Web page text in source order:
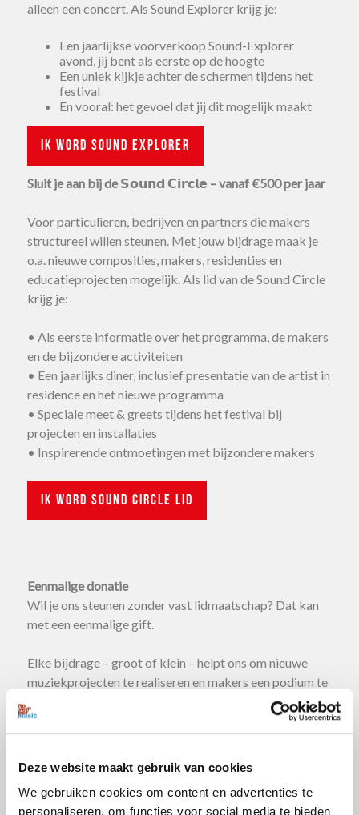
Deze website maakt gebruik van cookies
We gebruiken cookies om content en advertenties te
personaliseren, om functies voor social media te bieden
alleen een concert. Als Sound Explorer krijg je:
Een jaarlijkse voorverkoop Sound-Explorer
avond, jij bent als eerste op de hoogte
Een uniek kijkje achter de schermen tijdens het
festival
En vooral: het gevoel dat jij dit mogelijk maakt
Ik word Sound Explorer
Sluit je aan bij de 𝗦𝗼𝘂𝗻𝗱 𝗖𝗶𝗿𝗰𝗹𝗲 – vanaf €500 per jaar
Voor particulieren, bedrijven en partners die makers
structureel willen steunen. Met jouw bijdrage maak je
o.a. nieuwe composities, makers, residenties en
educatieprojecten mogelijk. Als lid van de Sound Circle
krijg je:
• Als eerste informatie over het programma, de makers
en de bijzondere activiteiten
• Een jaarlijks diner, inclusief presentatie van de artist in
residence en het nieuwe programma
• Speciale meet & greets tijdens het festival bij
projecten en installaties
• Inspirerende ontmoetingen met bijzondere makers
Ik word Sound Circle lid
Eenmalige donatie
Wil je ons steunen zonder vast lidmaatschap? Dat kan
met een eenmalige gift.
Elke bijdrage – groot of klein – helpt ons om nieuwe
muziekprojecten te realiseren en makers een podium te
Nalaten of schenken
Dankzij onze ANBI-status kun je schenken of nalaten